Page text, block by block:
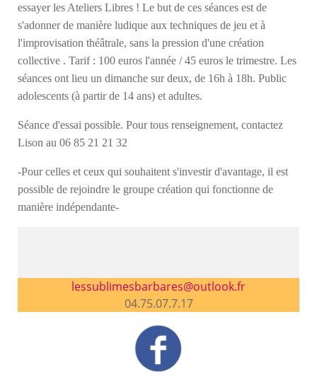
essayer les Ateliers Libres ! Le but de ces séances est de
s'adonner de manière ludique aux techniques de jeu et à
l'improvisation théâtrale, sans la pression d'une création
collective . Tarif : 100 euros l'année / 45 euros le trimestre. Les
séances ont lieu un dimanche sur deux, de 16h à 18h. Public
adolescents (à partir de 14 ans) et adultes.
Séance d'essai possible. Pour tous renseignement, contactez
Lison au 06 85 21 21 32
-Pour celles et ceux qui souhaitent s'investir d'avantage, il est
possible de rejoindre le groupe création qui fonctionne de
manière indépendante-
lessublimesbarbares@outlook.fr
04.75.07.7.17